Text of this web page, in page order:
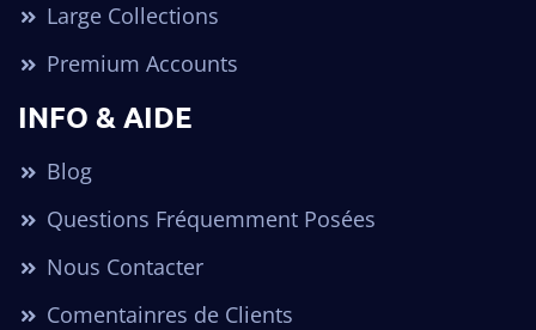
Large Collections
Premium Accounts
INFO & AIDE
Blog
Questions Fréquemment Posées
Nous Contacter
Comentainres de Clients